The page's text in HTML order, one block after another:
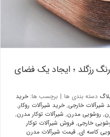
؛ ایجاد یک فضای
دسته بندی ها برچسب ها: خرید
خارجی,خرید شیرآلات روکار,
مدرن,شیرآلات توکار مدرن,
خارجی,فروش شیرآلات توکار
ای, قیمت شیرآلات مدرن